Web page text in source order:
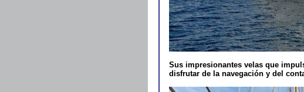
Sus impresionantes velas que
disfrutar de la navegación y del